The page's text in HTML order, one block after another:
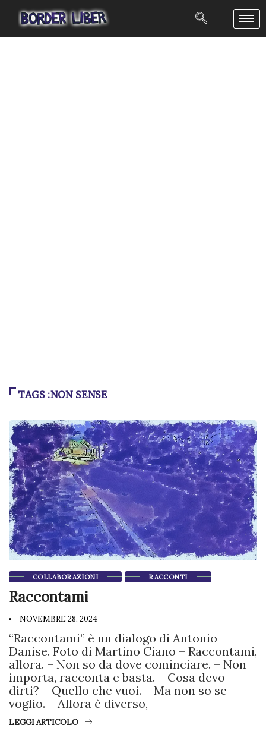
TAGS :NON SENSE
COLLABORAZIONI RACCONTI
Raccontami
NOVEMBRE 28, 2024
“Raccontami” è un dialogo di Antonio
Danise. Foto di Martino Ciano – Raccontami,
allora. – Non so da dove cominciare. – Non
importa, racconta e basta. – Cosa devo
dirti? – Quello che vuoi. – Ma non so se
voglio. – Allora è diverso,
LEGGI ARTICOLO